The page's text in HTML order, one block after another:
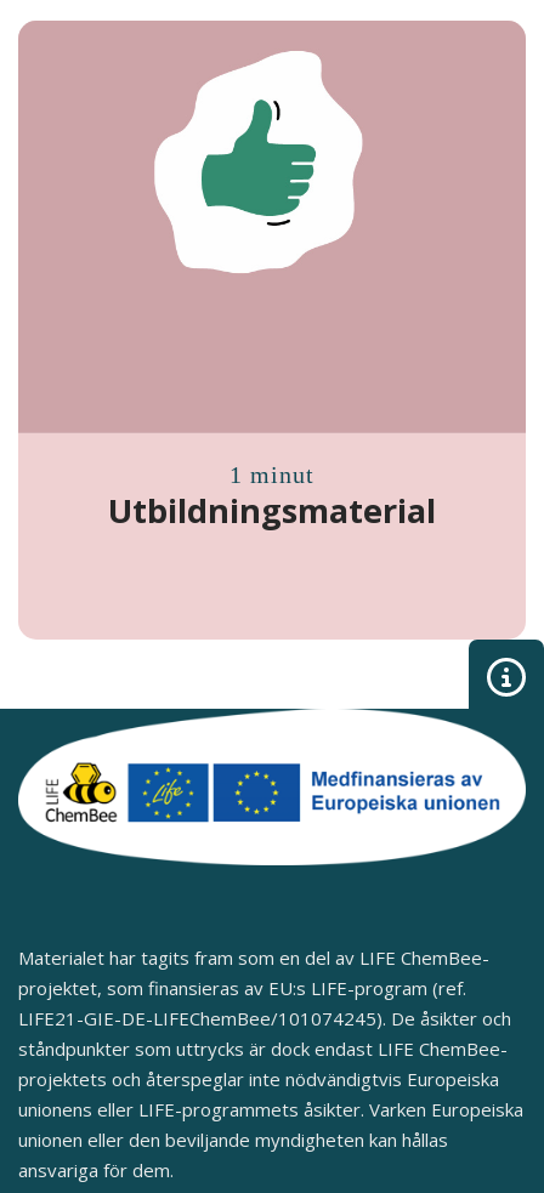
1 minut
Utbildningsmaterial
Materialet har tagits fram som en del av LIFE ChemBee-
projektet, som finansieras av EU:s LIFE-program (ref.
LIFE21-GIE-DE-LIFEChemBee/101074245). De åsikter och
ståndpunkter som uttrycks är dock endast LIFE ChemBee-
projektets och återspeglar inte nödvändigtvis Europeiska
unionens eller LIFE-programmets åsikter. Varken Europeiska
unionen eller den beviljande myndigheten kan hållas
ansvariga för dem.